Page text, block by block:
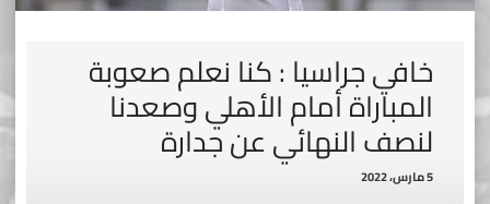
خافي جراسيا : كنا نعلم صعوبة
المباراة أمام الأهلي وصعدنا
لنصف النهائي عن جدارة
5 مارس، 2022